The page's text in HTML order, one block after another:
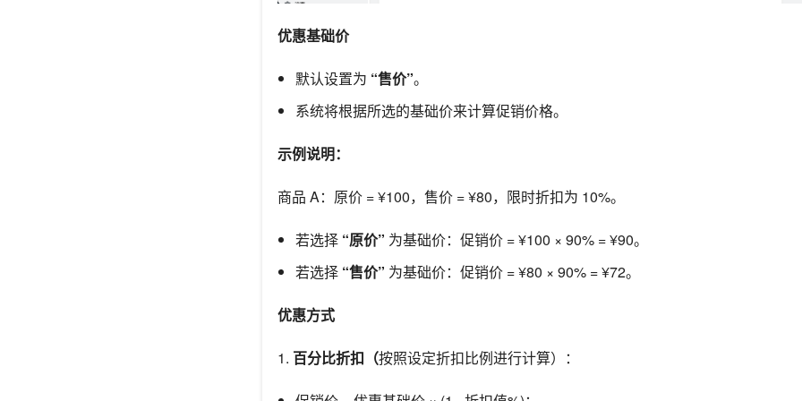
优惠基础价
默认设置为 “售价”。
系统将根据所选的基础价来计算促销价格。
示例说明：
商品 A：原价 = ¥100，售价 = ¥80，限时折扣为 10%。
若选择 “原价” 为基础价：促销价 = ¥100 × 90% = ¥90。
若选择 “售价” 为基础价：促销价 = ¥80 × 90% = ¥72。
优惠方式
1. 百分比折扣（按照设定折扣比例进行计算）：